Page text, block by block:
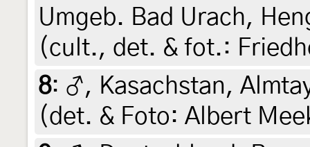
Umgeb. Bad Urach,
(cult., det. & fot.:
8: ♂, Kasachstan,
(det. & Foto: Albert